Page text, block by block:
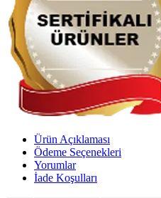
Ürün Açıklaması
Ödeme Seçenekleri
Yorumlar
İade Koşulları